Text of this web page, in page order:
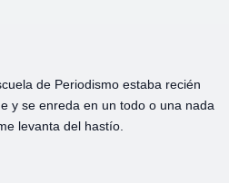
de Periodismo estaba recién
y se enreda en un todo o una nada
levanta del hastío.